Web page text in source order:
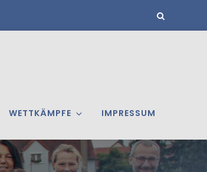
WETTKÄMPFE IMPRESSUM